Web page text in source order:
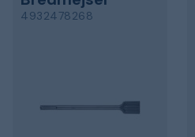
4932478268